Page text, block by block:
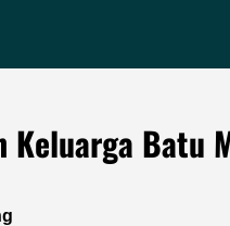
Keluarga Batu